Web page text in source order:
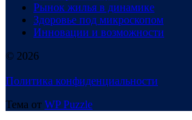
Рынок жилья в динамике
Здоровье под микроскопом
Инновации и возможности
© 2026
Политика конфиденциальности
Тема от WP Puzzle